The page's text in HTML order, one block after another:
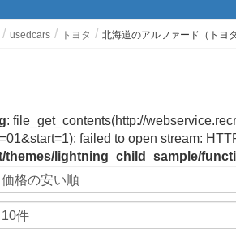
usedcars トヨタ 北海道のアルファード（トヨ
: file_get_contents(http://
failed to open stream:
themes/lightning_child_sample/